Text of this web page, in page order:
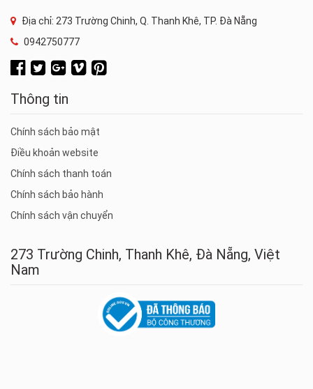
Địa chỉ: 273 Trường Chinh, Q. Thanh Khê, TP. Đà Nẵng
0942750777
Thông tin
Chính sách bảo mật
Điều khoản website
Chính sách thanh toán
Chính sách bảo hành
Chính sách vận chuyển
273 Trường Chinh, Thanh Khê, Đà Nẵng, Việt
Nam